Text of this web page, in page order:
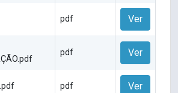
pdf Ver
pdf Ver
pdf Ver